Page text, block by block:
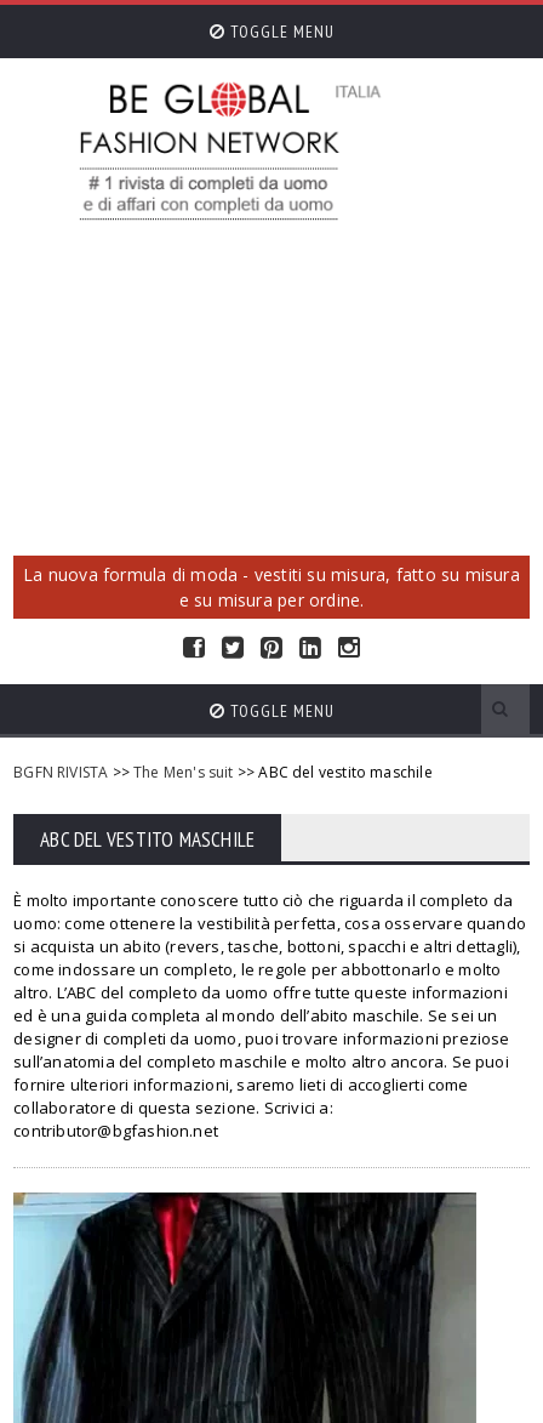
TOGGLE MENU
La nuova formula di moda - vestiti su misura, fatto su misura
e su misura per ordine.
TOGGLE MENU
BGFN RIVISTA >>The Men's suit >> ABC del vestito maschile
ABC DEL VESTITO MASCHILE
È molto importante conoscere tutto ciò che riguarda il completo da
uomo: come ottenere la vestibilità perfetta, cosa osservare quando
si acquista un abito (revers, tasche, bottoni, spacchi e altri dettagli),
come indossare un completo, le regole per abbottonarlo e molto
altro. L’ABC del completo da uomo offre tutte queste informazioni
ed è una guida completa al mondo dell’abito maschile. Se sei un
designer di completi da uomo, puoi trovare informazioni preziose
sull’anatomia del completo maschile e molto altro ancora. Se puoi
fornire ulteriori informazioni, saremo lieti di accoglierti come
collaboratore di questa sezione. Scrivici a:
contributor@bgfashion.net